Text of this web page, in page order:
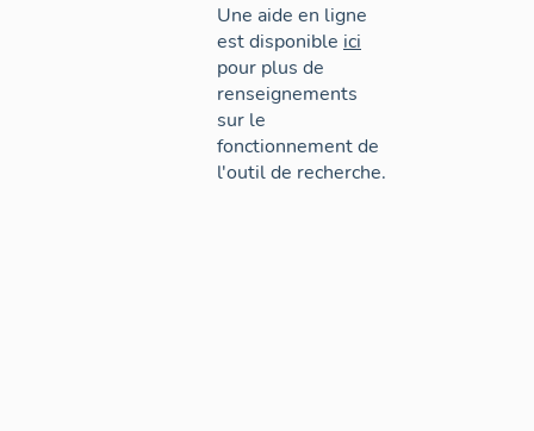
Une aide en ligne
est disponible ici
pour plus de
renseignements
sur le
fonctionnement de
l'outil de recherche.